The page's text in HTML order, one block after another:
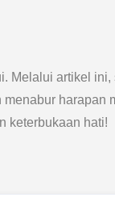
Melalui artikel ini,
harapan
keterbukaan hati!